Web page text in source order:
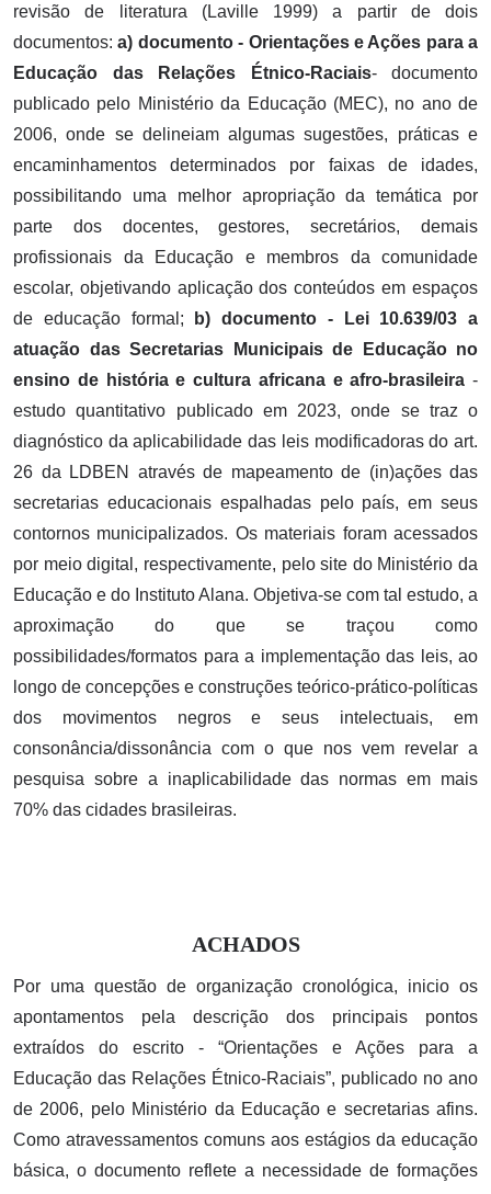
revisão de literatura (Laville 1999) a partir de dois
documentos:a) documento - Orientações e Ações para a
Educação das Relações Étnico-Raciais- documento
publicado pelo Ministério da Educação (MEC), no ano de
2006, onde se delineiam algumas sugestões, práticas e
encaminhamentos determinados por faixas de idades,
possibilitando uma melhor apropriação da temática por
parte dos docentes, gestores, secretários, demais
profissionais da Educação e membros da comunidade
escolar, objetivando aplicação dos conteúdos em espaços
de educação formal;
b) documento - Lei 10.639/03 a
atuação das Secretarias Municipais de Educação no
ensino de história e cultura africana e afro-brasileira -
estudo quantitativo publicado em 2023, onde se traz o
diagnóstico da aplicabilidade das leis modificadoras do art.
26 da LDBEN através de mapeamento de (in)ações das
secretarias educacionais espalhadas pelo país, em seus
contornos municipalizados. Os materiais foram acessados
por meio digital, respectivamente, pelo site do Ministério da
Educação e do Instituto Alana. Objetiva-se com tal estudo, a
aproximação do que se traçou como
possibilidades/formatos para a implementação das leis, ao
longo de concepções e construções teórico-prático-políticas
dos movimentos negros e seus intelectuais, em
consonância/dissonância com o que nos vem revelar a
pesquisa sobre a inaplicabilidade das normas em mais
70% das cidades brasileiras.
ACHADOS
Por uma questão de organização cronológica, inicio os
apontamentos pela descrição dos principais pontos
extraídos do escrito - “Orientações e Ações para a
Educação das Relações Étnico-Raciais”, publicado no ano
de 2006, pelo Ministério da Educação e secretarias afins.
Como atravessamentos comuns aos estágios da educação
básica, o documento reflete a necessidade de formações